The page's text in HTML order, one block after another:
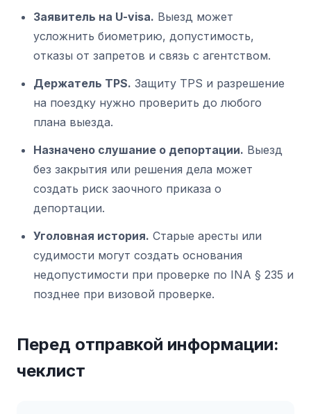
Заявитель на U-visa. Выезд может
усложнить биометрию, допустимость,
отказы от запретов и связь с агентством.
Держатель TPS. Защиту TPS и разрешение
на поездку нужно проверить до любого
плана выезда.
Назначено слушание о депортации. Выезд
без закрытия или решения дела может
создать риск заочного приказа о
депортации.
Уголовная история. Старые аресты или
судимости могут создать основания
недопустимости при проверке по INA § 235 и
позднее при визовой проверке.
Перед отправкой информации:
чеклист